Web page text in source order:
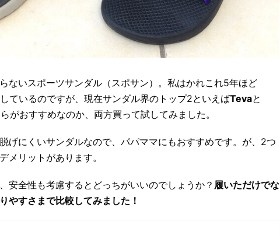
ないスポーツサンダル（スポサン）。私はかれこれ5年ほど
ているのですが、現在サンダル界のトップ2といえばTevaと
がおすすめなのか、両方買って試してみました。
げにくいサンダルなので、パパママにもおすすめです。が、2つ
メリットがあります。
安全性も考慮するとどっちがいいのでしょうか？ 履いただけでな
やすさまで比較してみました！